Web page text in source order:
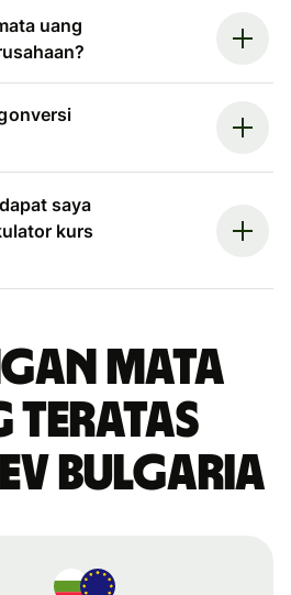
uang
saya
kurs
mata
teratas
Bulgaria